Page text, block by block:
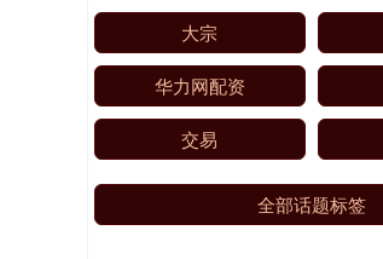
大宗
华力网配资
交易
全部话题标签